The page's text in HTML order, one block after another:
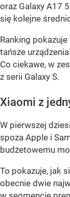
oraz Galaxy A17
się kolejne
Ranking
tańsze
Co ciekawe, w
z serii Galaxy S.
Xiaomi z
W pierwszej
spoza Apple i
budżetowemu
To pokazuje, jak
obecnie dwie